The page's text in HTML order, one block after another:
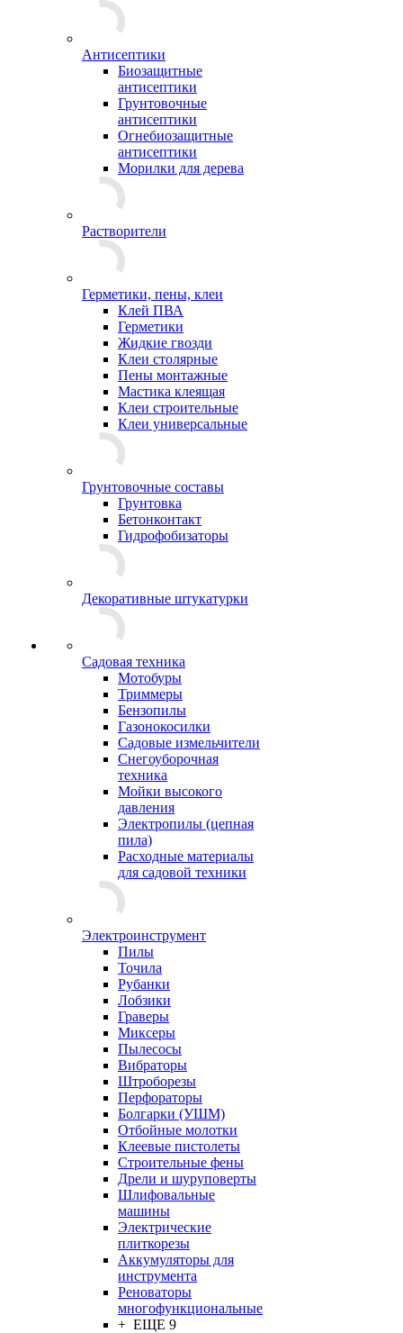
Антисептики
Биозащитные
антисептики
Грунтовочные
антисептики
Огнебиозащитные
антисептики
Морилки для дерева
Растворители
Герметики, пены, клеи
Клей ПВА
Герметики
Жидкие гвозди
Клеи столярные
Пены монтажные
Мастика клеящая
Клеи строительные
Клеи универсальные
Грунтовочные составы
Грунтовка
Бетонконтакт
Гидрофобизаторы
Декоративные штукатурки
Садовая техника
Мотобуры
Триммеры
Бензопилы
Газонокосилки
Садовые измельчители
Снегоуборочная
техника
Мойки высокого
давления
Электропилы (цепная
пила)
Расходные материалы
для садовой техники
Электроинструмент
Пилы
Точила
Рубанки
Лобзики
Граверы
Миксеры
Пылесосы
Вибраторы
Штроборезы
Перфораторы
Болгарки (УШМ)
Отбойные молотки
Клеевые пистолеты
Строительные фены
Дрели и шуруповерты
Шлифовальные
машины
Электрические
плиткорезы
Аккумуляторы для
инструмента
Реноваторы
многофункциональные
+ ЕЩЕ 9